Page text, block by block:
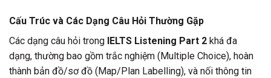
Cấu Trúc và Các Dạng Câu Hỏi Thường Gặp
Các dạng câu hỏi trong IELTS Listening Part 2 khá đa
dạng, thường bao gồm trắc nghiệm (Multiple Choice), hoàn
thành bản đồ/sơ đồ (Map/Plan Labelling), và nối thông tin